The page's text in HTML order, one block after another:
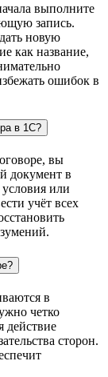
выполните
запись.
новую
как название,
ошибок в
в 1С?
вы
документ в
или
учёт всех
в
четко
действие
сторон.